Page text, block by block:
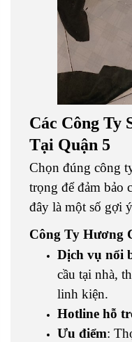
Các Công Ty
Tại Quận 5
Chọn đúng công
trọng để đảm bảo
đây là một số gợi
Công Ty Hương
Dịch vụ nổi
cầu tại nhà,
linh kiện.
Hotline hỗ
Ưu điểm: